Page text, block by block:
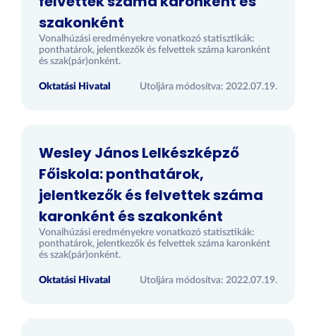
szakonként
Vonalhúzási eredményekre vonatkozó statisztikák:
ponthatárok, jelentkezők és felvettek száma karonként
és szak(pár)onként.
Oktatási Hivatal Utoljára módosítva: 2022.07.19.
Wesley János Lelkészképző
Főiskola: ponthatárok,
jelentkezők és felvettek száma
karonként és szakonként
Vonalhúzási eredményekre vonatkozó statisztikák:
ponthatárok, jelentkezők és felvettek száma karonként
és szak(pár)onként.
Oktatási Hivatal Utoljára módosítva: 2022.07.19.